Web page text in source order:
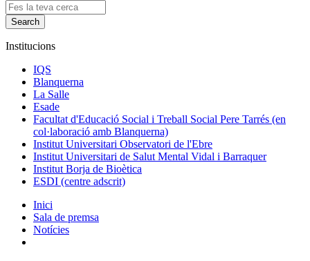
Institucions
IQS
Blanquerna
La Salle
Esade
Facultat d'Educació Social i Treball Social Pere Tarrés (en
col·laboració amb Blanquerna)
Institut Universitari Observatori de l'Ebre
Institut Universitari de Salut Mental Vidal i Barraquer
Institut Borja de Bioètica
ESDI (centre adscrit)
Inici
Sala de premsa
Notícies